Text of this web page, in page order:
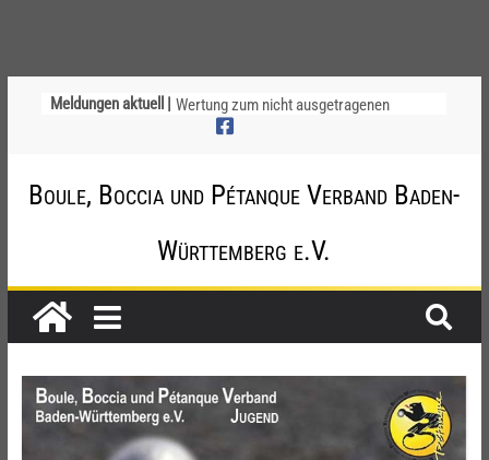
Meldungen aktuell | Wertung zum nicht ausgetragenen
Nachholspiel SC Käfertal 2 – TV Waldhof
Einladung zum Schiri-Cup 2026 mit
Region Neckar-Alb – Informationen zum
Ersatzspieltag
Die Nachholtermine und Ausrichter
Boule, Boccia und Pétanque Verband Baden-
Württemberg e.V.